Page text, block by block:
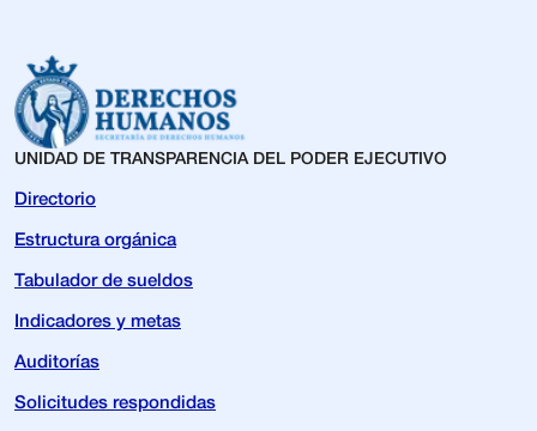
UNIDAD DE TRANSPARENCIA DEL PODER EJECUTIVO
Directorio
Estructura orgánica
Tabulador de sueldos
Indicadores y metas
Auditorías
Solicitudes respondidas